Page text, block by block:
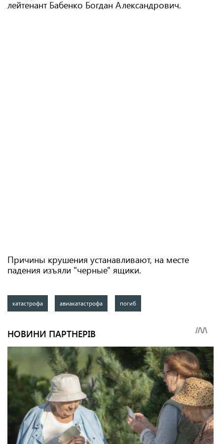
лейтенант Бабенко Богдан Александрович.
Причины крушения устанавливают, на месте
падения изъяли "черные" ящики.
катастрофа авиакатастрофа погиб